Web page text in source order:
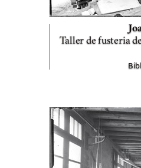
Taller de fusteria